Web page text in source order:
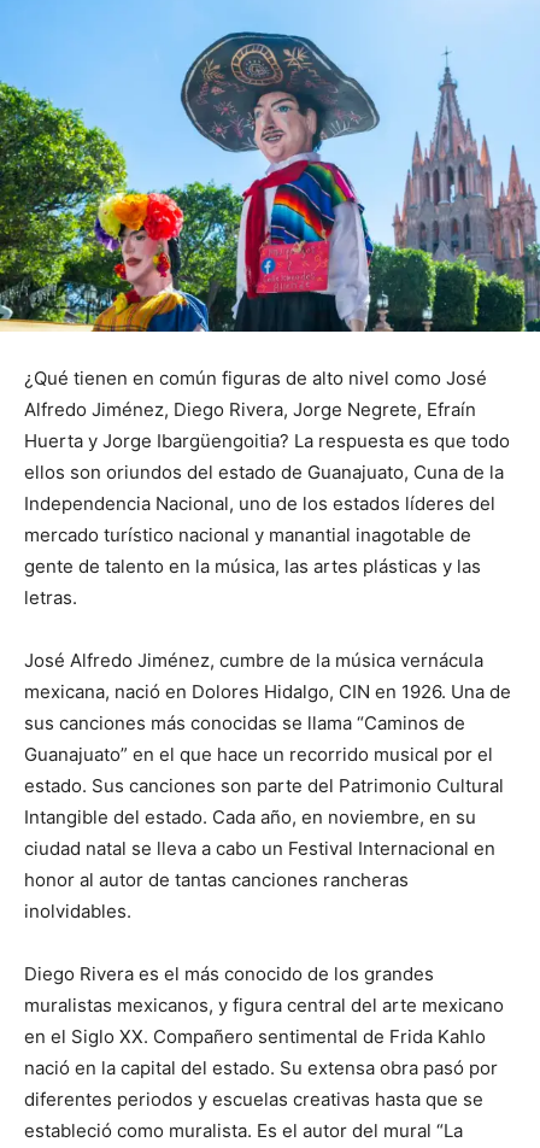
¿Qué tienen en común figuras de alto nivel como José
Alfredo Jiménez, Diego Rivera, Jorge Negrete, Efraín
Huerta y Jorge Ibargüengoitia? La respuesta es que todo
ellos son oriundos del estado de Guanajuato, Cuna de la
Independencia Nacional, uno de los estados líderes del
mercado turístico nacional y manantial inagotable de
gente de talento en la música, las artes plásticas y las
letras.
José Alfredo Jiménez, cumbre de la música vernácula
mexicana, nació en Dolores Hidalgo, CIN en 1926. Una de
sus canciones más conocidas se llama “Caminos de
Guanajuato” en el que hace un recorrido musical por el
estado. Sus canciones son parte del Patrimonio Cultural
Intangible del estado. Cada año, en noviembre, en su
ciudad natal se lleva a cabo un Festival Internacional en
honor al autor de tantas canciones rancheras
inolvidables.
Diego Rivera es el más conocido de los grandes
muralistas mexicanos, y figura central del arte mexicano
en el Siglo XX. Compañero sentimental de Frida Kahlo
nació en la capital del estado. Su extensa obra pasó por
diferentes periodos y escuelas creativas hasta que se
estableció como muralista. Es el autor del mural “La